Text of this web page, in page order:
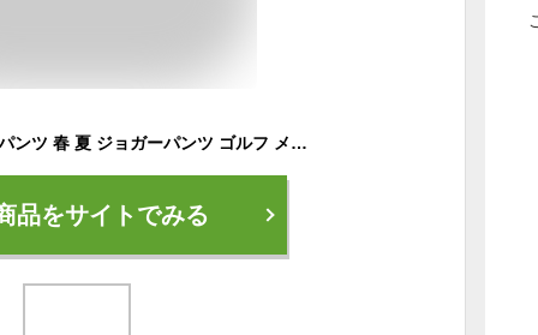
ゴルフウェア メンズ パンツ 春 夏 ジョガーパンツ ゴルフ メンズウェア ゴルフウェア メンズ パンツ ストレッチ 秋 激安 コーディネート 細身 スリム ゴルフパンツ ジャージパンツ ライン ジャージ 下 スポーツ おしゃれ 軽量 トレーニングウェア 18417
品をサイトでみる